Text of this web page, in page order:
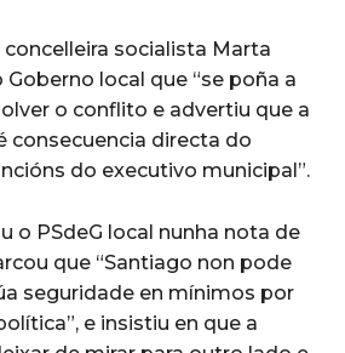
concelleira socialista Marta
local que “se poña a
o conflito e advertiu que a
consecuencia directa do
do executivo municipal”.
o PSdeG local nunha nota de
que “Santiago non pode
seguridade en mínimos por
e insistiu en que a